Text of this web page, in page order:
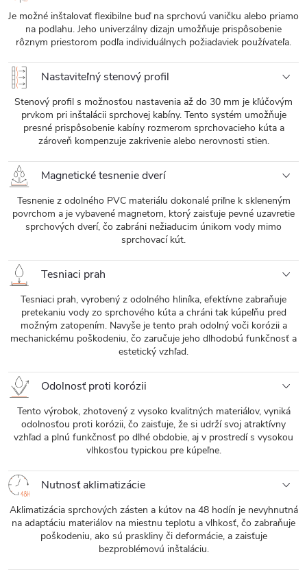
Je možné inštalovať flexibilne buď na sprchovú vaničku alebo priamo
na podlahu. Jeho univerzálny dizajn umožňuje prispôsobenie
rôznym priestorom podľa individuálnych požiadaviek používateľa.
Nastaviteľný stenový profil
Stenový profil s možnosťou nastavenia až do 30 mm je kľúčovým
prvkom pri inštalácii sprchovej kabíny. Tento systém umožňuje
presné prispôsobenie kabíny rozmerom sprchovacieho kúta a
zároveň kompenzuje zakrivenie alebo nerovnosti stien.
Magnetické tesnenie dverí
Tesnenie z odolného PVC materiálu dokonalé priľne k skleneným
povrchom a je vybavené magnetom, ktorý zaisťuje pevné uzavretie
sprchových dverí, čo zabráni nežiaducim únikom vody mimo
sprchovací kút.
Tesniaci prah
Tesniaci prah, vyrobený z odolného hliníka, efektívne zabraňuje
pretekaniu vody zo sprchového kúta a chráni tak kúpeľňu pred
možným zatopením. Navyše je tento prah odolný voči korózii a
mechanickému poškodeniu, čo zaručuje jeho dlhodobú funkčnosť a
estetický vzhľad.
Odolnosť proti korózii
Tento výrobok, zhotovený z vysoko kvalitných materiálov, vyniká
odolnosťou proti korózii, čo zaisťuje, že si udrží svoj atraktívny
vzhľad a plnú funkčnosť po dlhé obdobie, aj v prostredí s vysokou
vlhkosťou typickou pre kúpeľne.
Nutnosť aklimatizácie
Aklimatizácia sprchových zásten a kútov na 48 hodín je nevyhnutná
na adaptáciu materiálov na miestnu teplotu a vlhkosť, čo zabraňuje
poškodeniu, ako sú praskliny či deformácie, a zaisťuje
bezproblémovú inštaláciu.